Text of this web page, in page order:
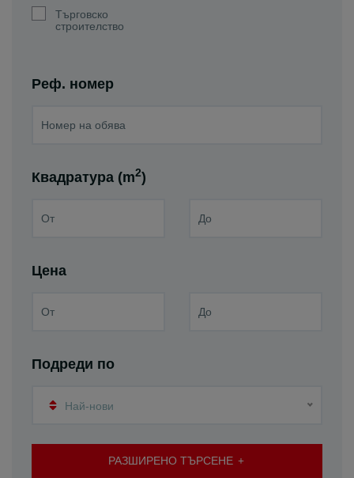
Търговско
строителство
Реф. номер
Квадратура (m2)
Цена
Подреди по
Най-нови
РАЗШИРЕНО ТЪРСЕНЕ